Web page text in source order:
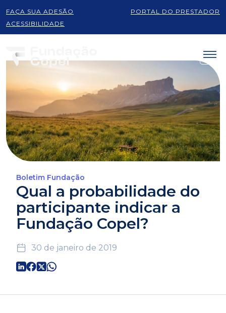
FAÇA SUA ADESÃO
PORTAL DO PRESTADOR
ACESSIBILIDADE
Boletim Fundação
Qual a probabilidade do
participante indicar a
Fundação Copel?
30 de janeiro de 2019